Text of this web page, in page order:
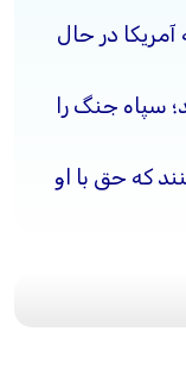
آمریکا در حال
سپاه جنگ را
که حق با او